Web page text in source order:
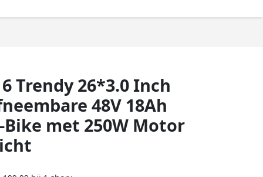
Trendy 26*3.0 Inch
48V 18Ah
met 250W Motor